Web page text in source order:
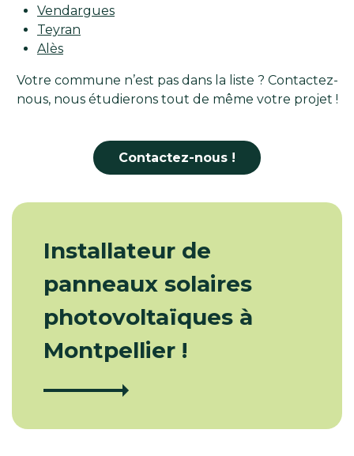
Vendargues
Teyran
Alès
Votre commune n’est pas dans la liste ? Contactez-
nous, nous étudierons tout de même votre projet !
Contactez-nous !
Installateur de
panneaux solaires
photovoltaïques à
Montpellier !